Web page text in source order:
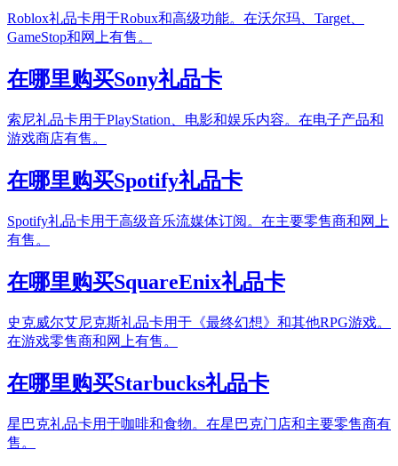
Roblox礼品卡用于Robux和高级功能。在沃尔玛、Target、
GameStop和网上有售。
在哪里购买Sony礼品卡
索尼礼品卡用于PlayStation、电影和娱乐内容。在电子产品和
游戏商店有售。
在哪里购买Spotify礼品卡
Spotify礼品卡用于高级音乐流媒体订阅。在主要零售商和网上
有售。
在哪里购买SquareEnix礼品卡
史克威尔艾尼克斯礼品卡用于《最终幻想》和其他RPG游戏。
在游戏零售商和网上有售。
在哪里购买Starbucks礼品卡
星巴克礼品卡用于咖啡和食物。在星巴克门店和主要零售商有
售。